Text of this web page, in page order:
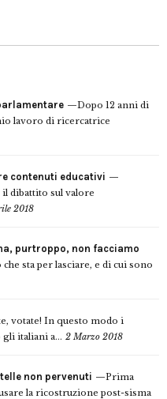
Dopo 12 anni di
lavoro di ricercatrice
contenuti educativi
il dibattito sul valore
2018
purtroppo, non facciamo
sta per lasciare, e di cui sono
votate! In questo modo i
italiani a... 2 Marzo 2018
non pervenuti
Prima
la ricostruzione post-sisma